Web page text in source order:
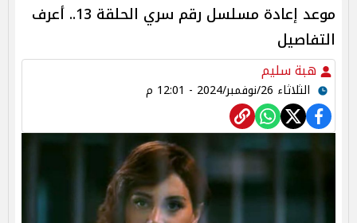
موعد إعادة مسلسل رقم سري الحلقة 13.. أعرف
التفاصيل
هبة سليم
الثلاثاء 26/نوفمبر/2024 - 12:01 م